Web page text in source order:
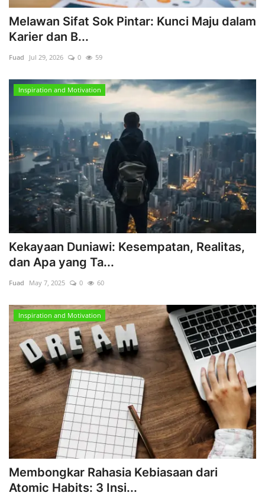
Melawan Sifat Sok Pintar: Kunci Maju dalam
Karier dan B...
Fuad Jul 29, 2026 0 59
Inspiration and Motivation
Kekayaan Duniawi: Kesempatan, Realitas,
dan Apa yang Ta...
Fuad May 7, 2025 0 60
Inspiration and Motivation
Membongkar Rahasia Kebiasaan dari
Atomic Habits: 3 Insi...